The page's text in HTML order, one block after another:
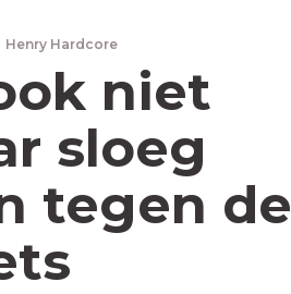
Henry Hardcore
niet
sloeg
tegen de